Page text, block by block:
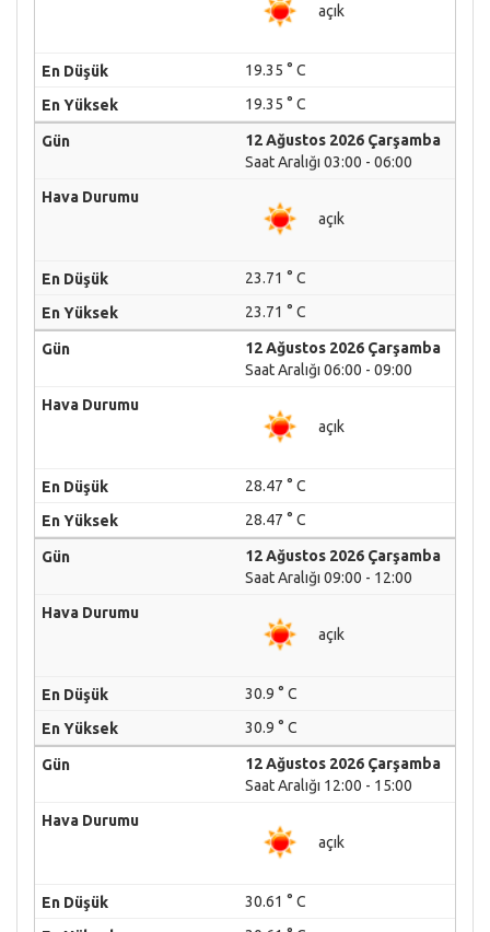
açık
19.35 ° C
19.35 ° C
12 Ağustos 2026 Çarşamba
Saat Aralığı 03:00 - 06:00
açık
23.71 ° C
23.71 ° C
12 Ağustos 2026 Çarşamba
Saat Aralığı 06:00 - 09:00
açık
28.47 ° C
28.47 ° C
12 Ağustos 2026 Çarşamba
Saat Aralığı 09:00 - 12:00
açık
30.9 ° C
30.9 ° C
12 Ağustos 2026 Çarşamba
Saat Aralığı 12:00 - 15:00
açık
30.61 ° C